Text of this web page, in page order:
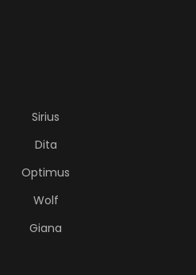
Sirius
Dita
Optimus
Wolf
Giana